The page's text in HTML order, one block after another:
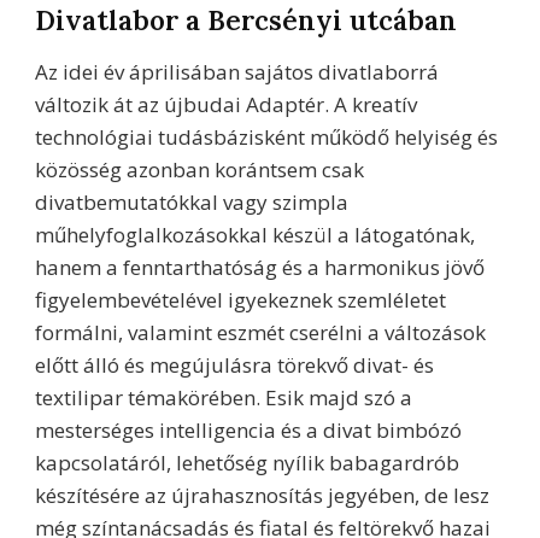
Divatlabor a Bercsényi utcában
Az idei év áprilisában sajátos divatlaborrá
változik át az újbudai Adaptér. A kreatív
technológiai tudásbázisként működő helyiség és
közösség azonban korántsem csak
divatbemutatókkal vagy szimpla
műhelyfoglalkozásokkal készül a látogatónak,
hanem a fenntarthatóság és a harmonikus jövő
figyelembevételével igyekeznek szemléletet
formálni, valamint eszmét cserélni a változások
előtt álló és megújulásra törekvő divat- és
textilipar témakörében. Esik majd szó a
mesterséges intelligencia és a divat bimbózó
kapcsolatáról, lehetőség nyílik babagardrób
készítésére az újrahasznosítás jegyében, de lesz
még színtanácsadás és fiatal és feltörekvő hazai